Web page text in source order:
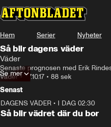
Hem Serier Nyheter
Så blir dagens väder
Väder
Senaste prognosen med Erik
Väder• 27.10.17 • 88 sek
Se mer
Senast
DAGENS VÄDER • I DAG 02:30
Så blir vädret där du bor